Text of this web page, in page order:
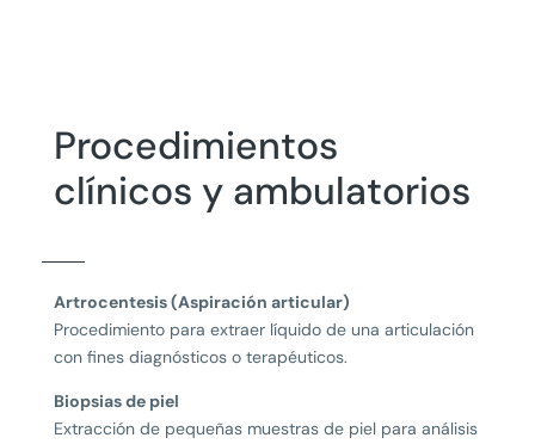
Procedimientos
clínicos y ambulatorios
Artrocentesis (Aspiración articular)
Procedimiento para extraer líquido de una articulación
con fines diagnósticos o terapéuticos.
Biopsias de piel
Extracción de pequeñas muestras de piel para análisis